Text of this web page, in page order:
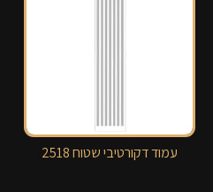
עמוד דקורטיבי שטוח 2518